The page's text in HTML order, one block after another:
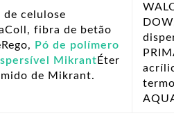
de celulose
fibra de betão
Pó de polímero
MikrantÉter
de Mikrant.